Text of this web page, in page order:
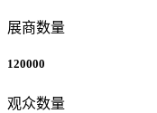
展商数量
120000
观众数量